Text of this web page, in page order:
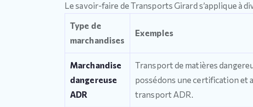
Le savoir-faire de Transports Girard s’applique à
Type de
marchandises
Exemples
Marchandise
dangereuse
ADR
Transport de matières
possédons une certification et
transport ADR.